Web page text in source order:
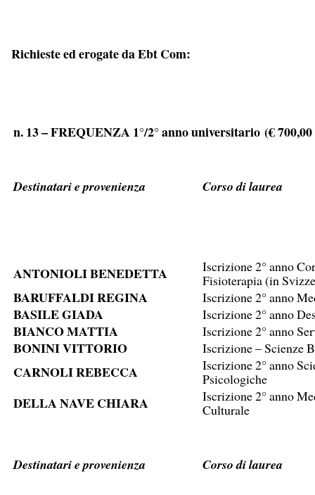
Richieste ed erogate da Ebt Com:
n. 13 – FREQUENZA 1°/2° anno universitario (€
Destinatari e provenienza Corso di laurea
ANTONIOLI BENEDETTA
Iscrizione 2° anno
Fisioterapia (in
BARUFFALDI REGINA Iscrizione 2° anno
BASILE GIADA Iscrizione 2° anno
BIANCO MATTIA Iscrizione 2° anno
BONINI VITTORIO Iscrizione – Scienze
CARNOLI REBECCA
Iscrizione 2° anno
Psicologiche
DELLA NAVE CHIARA
Iscrizione 2° anno
Culturale
Destinatari e provenienza Corso di laurea